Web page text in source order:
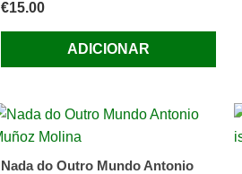
€15.00
ADICIONAR
Nada do Outro Mundo Antonio